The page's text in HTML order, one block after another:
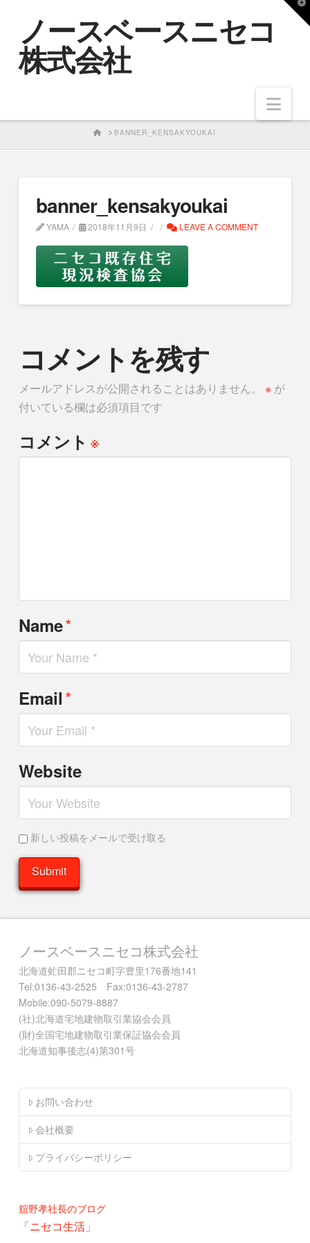
ノースベースニセコ
株式会社
HOMEBANNER_KENSAKYOUKAI
banner_kensakyoukai
YAMA 2018年11月9日 LEAVE A COMMENT
コメントを残す
メールアドレスが公開されることはありません。 ※が
付いている欄は必須項目です
コメント※
Name*
Email*
Website
新しい投稿をメールで受け取る
ノースベースニセコ株式会社
北海道虻田郡ニセコ町字豊里176番地141
Tel:0136-43-2525 Fax:0136-43-2787
Mobile:090-5079-8887
(社)北海道宅地建物取引業協会会員
(財)全国宅地建物取引業保証協会会員
北海道知事後志(4)第301号
お問い合わせ
会社概要
プライバシーポリシー
舘野孝社長のブログ
「ニセコ生活」